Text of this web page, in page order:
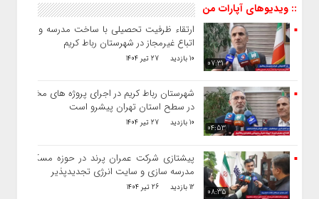
:: ویدیوهای آپارات من
07:31
ارتقاء ظرفیت تحصیلی با ساخت مدرسه و طرد
اتباع غیرمجاز در شهرستان رباط کریم
10 بازدید 27 تیر 1404
04:53
شهرستان رباط کریم در اجرای پروژه های مختلف
در سطح استان تهران پیشرو است
10 بازدید 27 تیر 1404
08:35
پیشتازی شرکت عمران پرند در حوزه مسکن ،
مدرسه سازی و سایت انرژی تجدیدپذیر
12 بازدید 26 تیر 1404